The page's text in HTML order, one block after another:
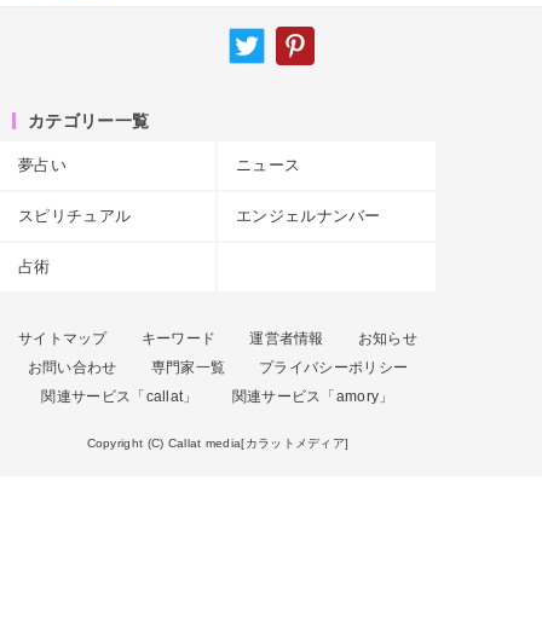
カテゴリー一覧
夢占い ニュース
スピリチュアル エンジェルナンバー
占術
サイトマップ キーワード 運営者情報
お知らせ
お問い合わせ
専門家一覧
プライバシーポリシー
関連サービス「callat」
関連サービス「amory」
Copyright (C) Callat media[カラットメディア]